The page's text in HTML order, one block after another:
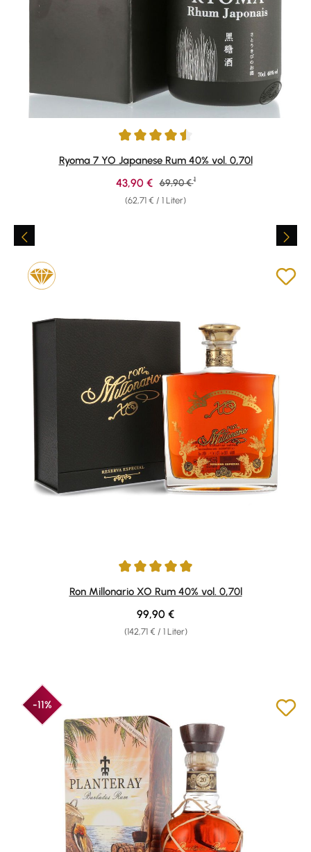
Durchschnittliche Bewertung von 4.59 von 5 Sternen
Ryoma 7 YO Japanese Rum 40% vol. 0,70l
(62,71 € / 1 Liter)
Verkaufspreis:
43,90 € Regulärer Preis:
69,90 € 1
Durchschnittliche Bewertung von 4.93 von 5 Sternen
Ron Millonario XO Rum 40% vol. 0,70l
(142,71 € / 1 Liter)
Regulärer Preis:
99,90 €
-11%